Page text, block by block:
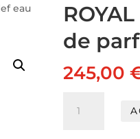
eau
de
245,00
MUSKA